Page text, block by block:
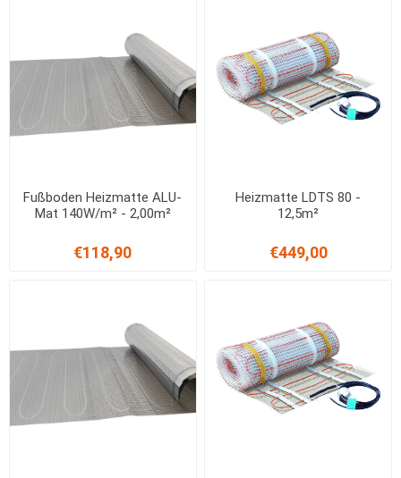
Fußboden Heizmatte ALU-
Mat 140W/m² - 2,00m²
€118,90
Heizmatte LDTS 80 -
12,5m²
€449,00